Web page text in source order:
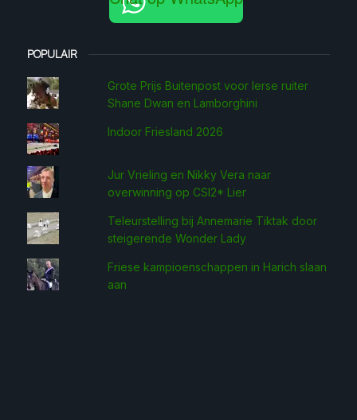
POPULAIR
Grote Prijs Buitenpost voor Ierse ruiter
Shane Dwan en Lamborghini
Indoor Friesland 2026
Jur Vrieling en Nikky Vera naar
overwinning op CSI2* Lier
Teleurstelling bij Annemarie Tiktak door
steigerende Wonder Lady
Friese kampioenschappen in Harich slaan
aan